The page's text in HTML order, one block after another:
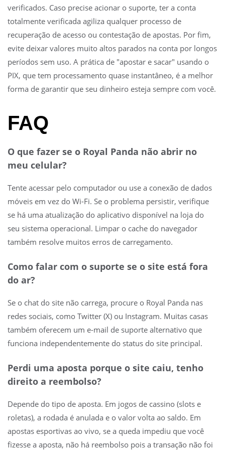
verificados. Caso precise acionar o suporte, ter a conta
totalmente verificada agiliza qualquer processo de
recuperação de acesso ou contestação de apostas. Por fim,
evite deixar valores muito altos parados na conta por longos
períodos sem uso. A prática de "apostar e sacar" usando o
PIX, que tem processamento quase instantâneo, é a melhor
forma de garantir que seu dinheiro esteja sempre com você.
FAQ
O que fazer se o Royal Panda não abrir no
meu celular?
Tente acessar pelo computador ou use a conexão de dados
móveis em vez do Wi-Fi. Se o problema persistir, verifique
se há uma atualização do aplicativo disponível na loja do
seu sistema operacional. Limpar o cache do navegador
também resolve muitos erros de carregamento.
Como falar com o suporte se o site está fora
do ar?
Se o chat do site não carrega, procure o Royal Panda nas
redes sociais, como Twitter (X) ou Instagram. Muitas casas
também oferecem um e-mail de suporte alternativo que
funciona independentemente do status do site principal.
Perdi uma aposta porque o site caiu, tenho
direito a reembolso?
Depende do tipo de aposta. Em jogos de cassino (slots e
roletas), a rodada é anulada e o valor volta ao saldo. Em
apostas esportivas ao vivo, se a queda impediu que você
fizesse a aposta, não há reembolso pois a transação não foi